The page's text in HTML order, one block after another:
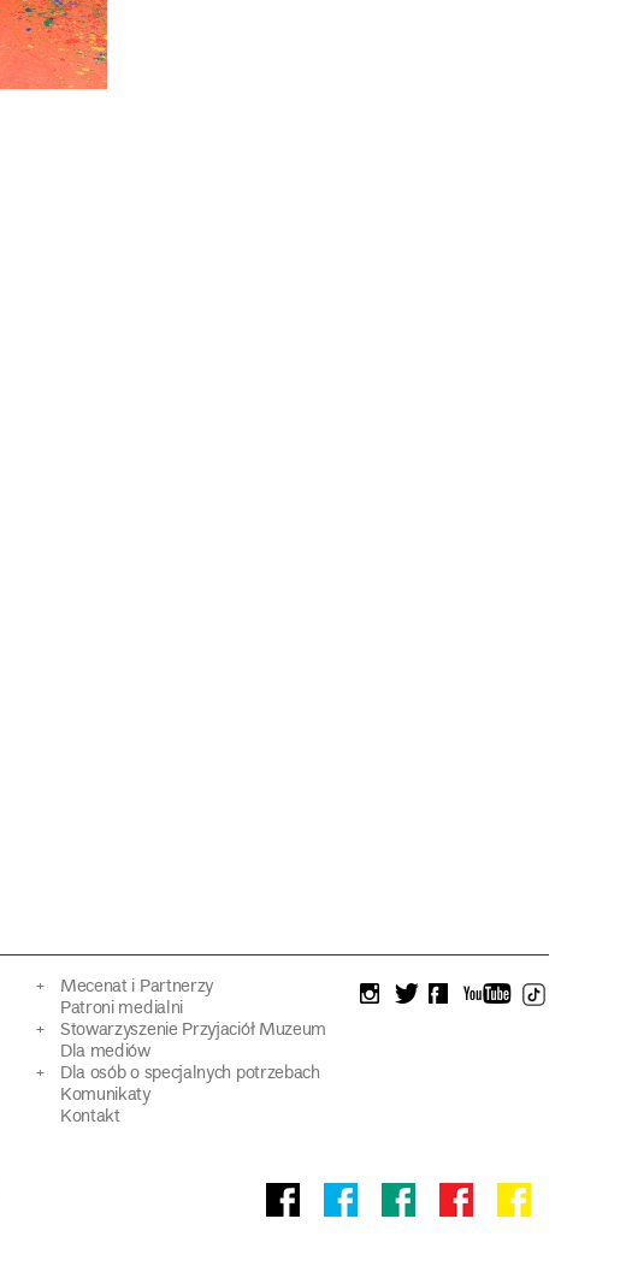
Mecenat i Partnerzy
Patroni medialni
Stowarzyszenie Przyjaciół Muzeum
Dla mediów
Dla osób o specjalnych potrzebach
Komunikaty
Kontakt
instagram
twitterfacebookyoutube
tiktok
Facebook
Muzeum
facebook
Pawilonu
facebook
Muzeum
Facebook
Panoramy
facebook
Stowarzyszenie